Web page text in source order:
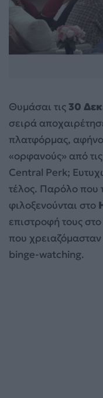
Θυμάσαι τις 30
σειρά
πλατφόρμας,
«ορφανούς» από
Central Perk;
τέλος. Παρόλο που
φιλοξενούνται στο
επιστροφή τους
που
binge-watching.